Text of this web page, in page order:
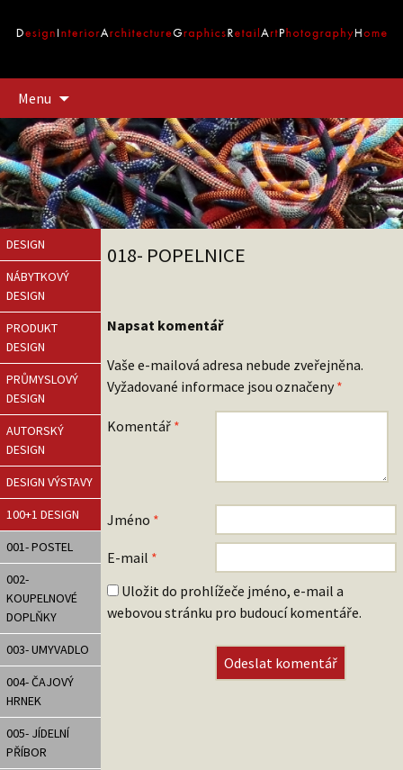
Menu
obsahu
webu
DESIGN
NÁBYTKOVÝ
DESIGN
PRODUKT
DESIGN
PRŮMYSLOVÝ
DESIGN
AUTORSKÝ
DESIGN
DESIGN VÝSTAVY
100+1 DESIGN
001- POSTEL
002-
KOUPELNOVÉ
DOPLŇKY
003- UMYVADLO
004- ČAJOVÝ
HRNEK
005- JÍDELNÍ
PŘÍBOR
018- POPELNICE
Napsat komentář
Vaše e-mailová adresa nebude zveřejněna.
Vyžadované informace jsou označeny *
Komentář *
Jméno *
E-mail *
Uložit do prohlížeče jméno, e-mail a
webovou stránku pro budoucí komentáře.